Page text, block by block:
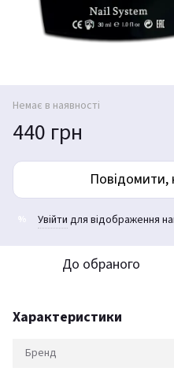
Немає в наявності
440 грн
Повідомити,
Увійти для відображення
До обраного
Характеристики
Бренд